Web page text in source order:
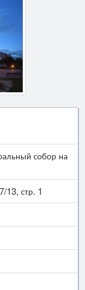
собор на
13, стр. 1